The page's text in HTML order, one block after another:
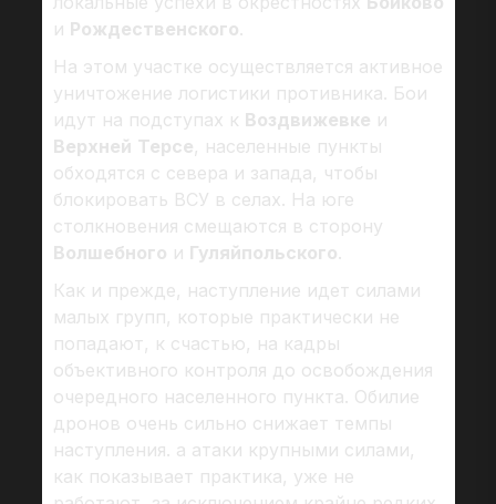
и Рождественского.
На этом участке осуществляется активное
уничтожение логистики противника. Бои
идут на подступах к Воздвижевке и
Верхней Терсе, населенные пункты
обходятся с севера и запада, чтобы
блокировать ВСУ в селах. На юге
столкновения смещаются в сторону
Волшебного и Гуляйпольского.
Как и прежде, наступление идет силами
малых групп, которые практически не
попадают, к счастью, на кадры
объективного контроля до освобождения
очередного населенного пункта. Обилие
дронов очень сильно снижает темпы
наступления. а атаки крупными силами,
как показывает практика, уже не